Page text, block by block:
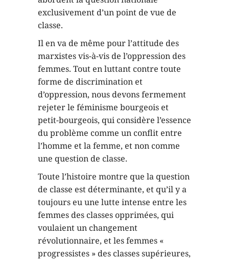
exclusivement d’un point de vue de
classe.
Il en va de même pour l’attitude des
marxistes vis-à-vis de l’oppression des
femmes. Tout en luttant contre toute
forme de discrimination et
d’oppression, nous devons fermement
rejeter le féminisme bourgeois et
petit-bourgeois, qui considère l’essence
du problème comme un conflit entre
l’homme et la femme, et non comme
une question de classe.
Toute l’histoire montre que la question
de classe est déterminante, et qu’il y a
toujours eu une lutte intense entre les
femmes des classes opprimées, qui
voulaient un changement
révolutionnaire, et les femmes «
progressistes » des classes supérieures,